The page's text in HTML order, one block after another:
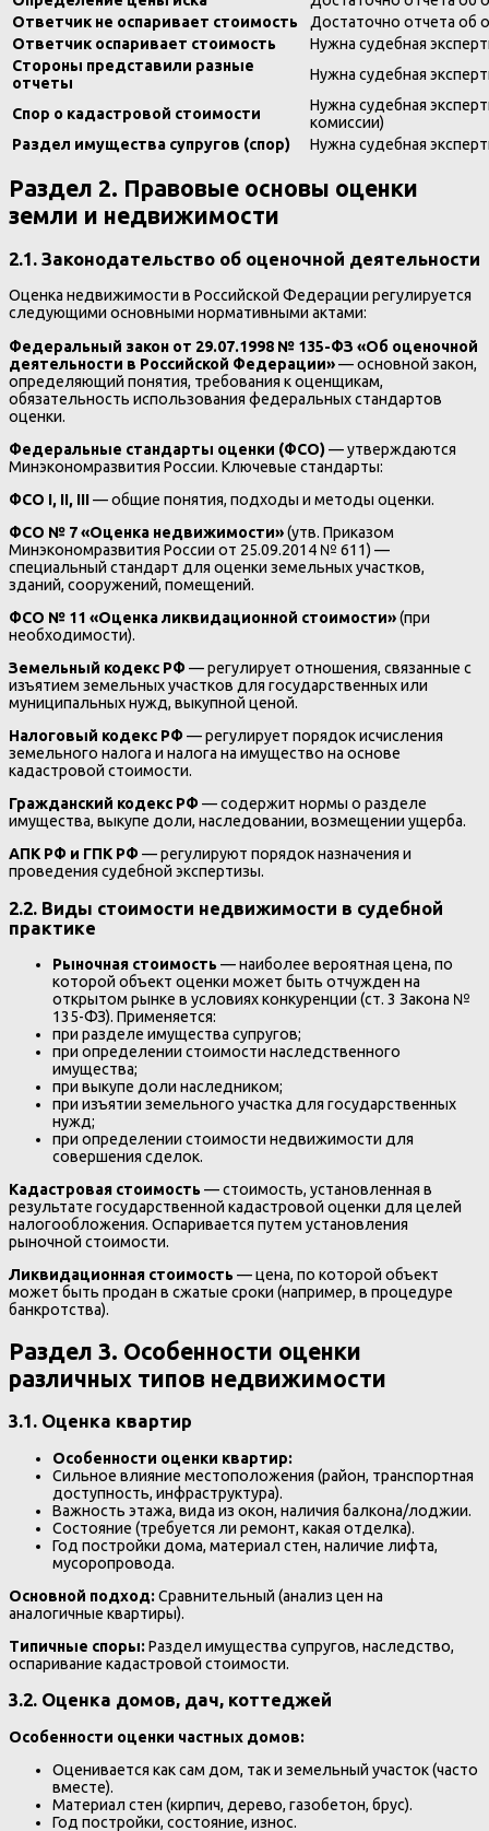
Ответчик не оспаривает стоимость
Достаточно отчета об
Ответчик оспаривает стоимость
Нужна судебная
Стороны представили разные
отчеты
Нужна судебная
Спор о кадастровой стоимости
Нужна судебная
комиссии)
Раздел имущества супругов (спор)
Нужна судебная
Раздел 2. Правовые основы оценки
земли и недвижимости
2.1. Законодательство об оценочной деятельности
Оценка недвижимости в Российской Федерации регулируется
следующими основными нормативными актами:
Федеральный закон от 29.07.1998 № 135-ФЗ «Об оценочной
деятельности в Российской Федерации»— основной закон,
определяющий понятия, требования к оценщикам,
обязательность использования федеральных стандартов
оценки.
Федеральные стандарты оценки (ФСО)— утверждаются
Минэкономразвития России. Ключевые стандарты:
ФСО I, II, III— общие понятия, подходы и методы оценки.
ФСО № 7 «Оценка недвижимости»(утв. Приказом
Минэкономразвития России от 25.09.2014 № 611) —
специальный стандарт для оценки земельных участков,
зданий, сооружений, помещений.
ФСО № 11 «Оценка ликвидационной стоимости»(при
необходимости).
Земельный кодекс РФ — регулирует отношения, связанные с
изъятием земельных участков для государственных или
муниципальных нужд, выкупной ценой.
Налоговый кодекс РФ — регулирует порядок исчисления
земельного налога и налога на имущество на основе
кадастровой стоимости.
Гражданский кодекс РФ — содержит нормы о разделе
имущества, выкупе доли, наследовании, возмещении ущерба.
АПК РФ и ГПК РФ — регулируют порядок назначения и
проведения судебной экспертизы.
2.2. Виды стоимости недвижимости в судебной
практике
Рыночная стоимость — наиболее вероятная цена, по
которой объект оценки может быть отчужден на
открытом рынке в условиях конкуренции (ст. 3 Закона №
135-ФЗ). Применяется:
при разделе имущества супругов;
при определении стоимости наследственного
имущества;
при выкупе доли наследником;
при изъятии земельного участка для государственных
нужд;
при определении стоимости недвижимости для
совершения сделок.
Кадастровая стоимость — стоимость, установленная в
результате государственной кадастровой оценки для целей
налогообложения. Оспаривается путем установления
рыночной стоимости.
Ликвидационная стоимость — цена, по которой объект
может быть продан в сжатые сроки (например, в процедуре
банкротства).
Раздел 3. Особенности оценки
различных типов недвижимости
3.1. Оценка квартир
Особенности оценки квартир:
Сильное влияние местоположения (район, транспортная
доступность, инфраструктура).
Важность этажа, вида из окон, наличия балкона/лоджии.
Состояние (требуется ли ремонт, какая отделка).
Год постройки дома, материал стен, наличие лифта,
мусоропровода.
Основной подход:Сравнительный (анализ цен на
аналогичные квартиры).
Типичные споры:Раздел имущества супругов, наследство,
оспаривание кадастровой стоимости.
3.2. Оценка домов, дач, коттеджей
Особенности оценки частных домов:
Оценивается как сам дом, так и земельный участок (часто
вместе).
Материал стен (кирпич, дерево, газобетон, брус).
Год постройки, состояние, износ.